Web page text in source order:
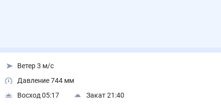
Ветер 3 м/с
Давление 744 мм
Восход 05:17
Закат 21:40